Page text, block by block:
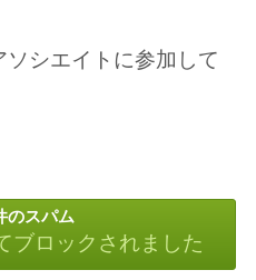
シエイトに参加して
のスパム
ブロックされました